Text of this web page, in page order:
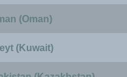
(Oman)
(Kuwait)